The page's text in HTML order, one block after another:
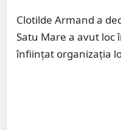
Clotilde Armand a
Satu Mare a avut loc
înființat organizația